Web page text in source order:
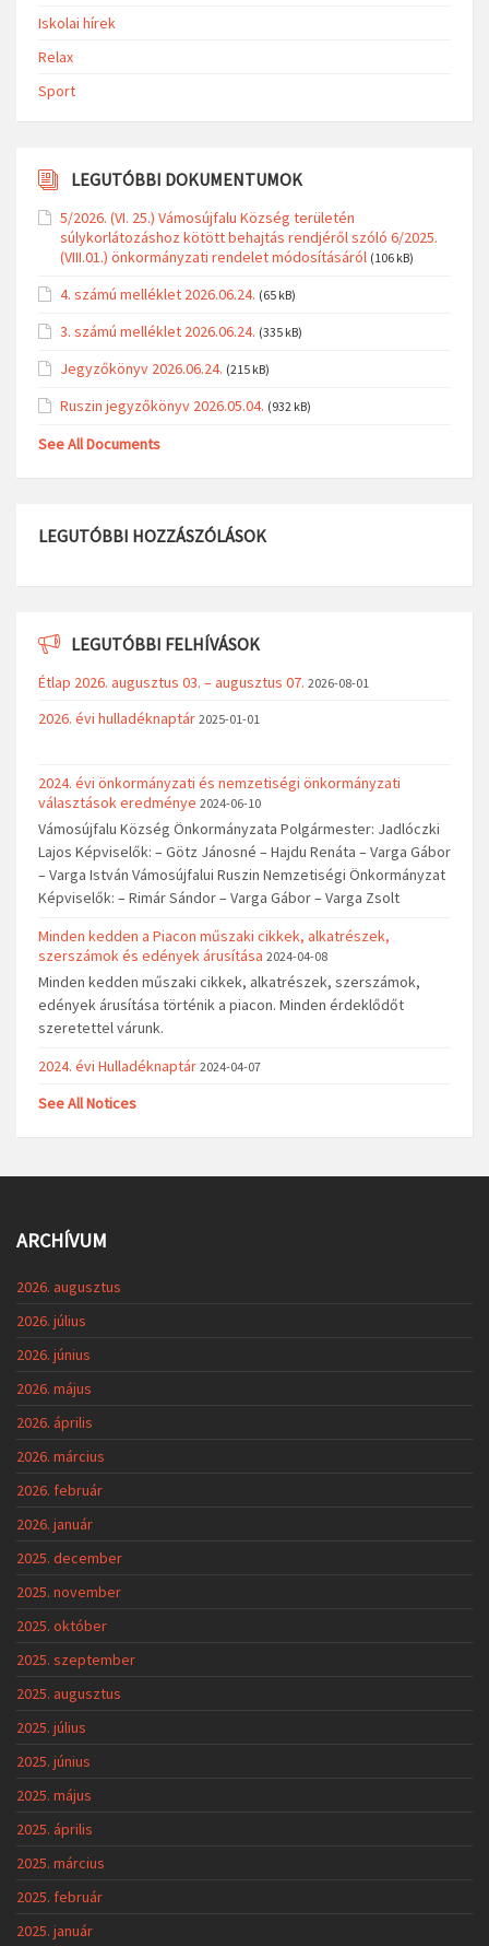
Iskolai hírek
Relax
Sport
LEGUTÓBBI DOKUMENTUMOK
5/2026. (VI. 25.) Vámosújfalu Község területén
súlykorlátozáshoz kötött behajtás rendjéről szóló 6/2025.
(VIII.01.) önkormányzati rendelet módosításáról (106 kB)
4. számú melléklet 2026.06.24. (65 kB)
3. számú melléklet 2026.06.24. (335 kB)
Jegyzőkönyv 2026.06.24. (215 kB)
Ruszin jegyzőkönyv 2026.05.04. (932 kB)
See All Documents
LEGUTÓBBI HOZZÁSZÓLÁSOK
LEGUTÓBBI FELHÍVÁSOK
Étlap 2026. augusztus 03. – augusztus 07. 2026-08-01
2026. évi hulladéknaptár 2025-01-01
2024. évi önkormányzati és nemzetiségi önkormányzati
választások eredménye 2024-06-10
Vámosújfalu Község Önkormányzata Polgármester: Jadlóczki
Lajos Képviselők: – Götz Jánosné – Hajdu Renáta – Varga Gábor
– Varga István Vámosújfalui Ruszin Nemzetiségi Önkormányzat
Képviselők: – Rimár Sándor – Varga Gábor – Varga Zsolt
Minden kedden a Piacon műszaki cikkek, alkatrészek,
szerszámok és edények árusítása 2024-04-08
Minden kedden műszaki cikkek, alkatrészek, szerszámok,
edények árusítása történik a piacon. Minden érdeklődőt
szeretettel várunk.
2024. évi Hulladéknaptár 2024-04-07
See All Notices
ARCHÍVUM
2026. augusztus
2026. július
2026. június
2026. május
2026. április
2026. március
2026. február
2026. január
2025. december
2025. november
2025. október
2025. szeptember
2025. augusztus
2025. július
2025. június
2025. május
2025. április
2025. március
2025. február
2025. január